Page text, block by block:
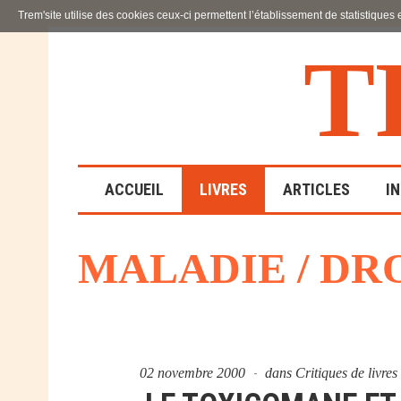
T
ACCUEIL LIVRES
LA FAMILLE
ARTICLES
MALADIE /
02 novembre 2000 dans Critiques de
Trem'site utilise des cookies ceux-ci permettent l’établissement de statistiques